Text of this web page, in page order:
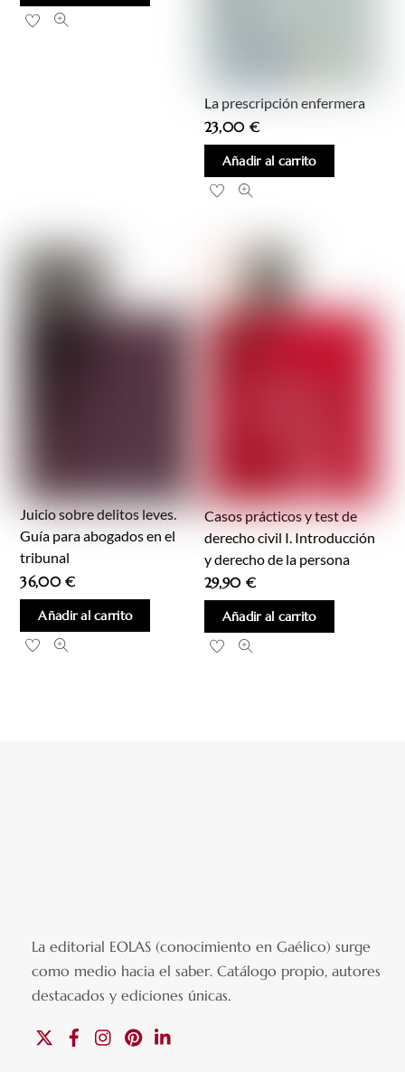
La prescripción enfermera
23,00 €
Añadir al carrito
Juicio sobre delitos leves.
Guía para abogados en el
tribunal
36,00€
Añadir al carrito
Casos prácticos y test de
derecho civil I. Introducción
y derecho de la persona
29,90 €
Añadir al carrito
La editorial EOLAS (conocimiento en Gaélico) surge
como medio hacia el saber.Catálogo propio, autores
destacados y ediciones únicas.
FacebookInstagramPinterest